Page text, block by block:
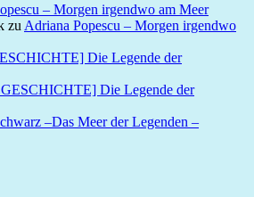
– Morgen irgendwo am Meer
zu Adriana Popescu – Morgen irgendwo
Die Legende der
Die Legende der
–Das Meer der Legenden –